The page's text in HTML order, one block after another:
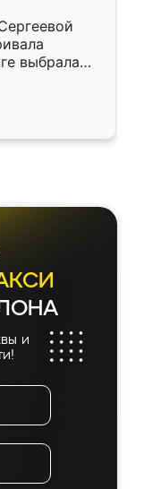
выбрала
потом
объяснил
с
без
осталась
и ожидала.
и